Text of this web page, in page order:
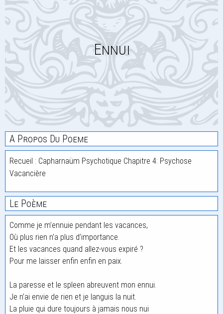
Ennui
A Propos Du Poeme
Recueil : Capharnaüm Psychotique Chapitre 4: Psychose
Vacancière
Le Poème
Comme je m’ennuie pendant les vacances,
Où plus rien n’a plus d’importance.
Et les vacances quand allez-vous expiré ?
Pour me laisser enfin enfin en paix.
La paresse et le spleen abreuvent mon ennui.
Je n’ai envie de rien et je languis la nuit.
La pluie qui dure toujours à jamais nous nui